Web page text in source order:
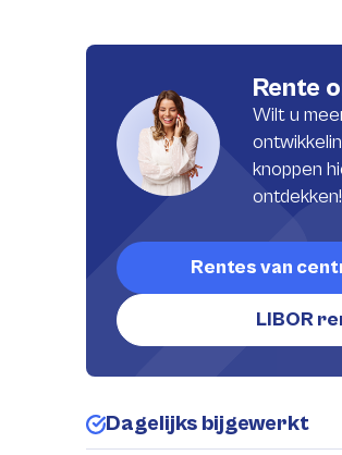
Rente
Wilt u
knoppen
ontdekken!
Rentes van
LIBOR
Dagelijks bijgewerkt